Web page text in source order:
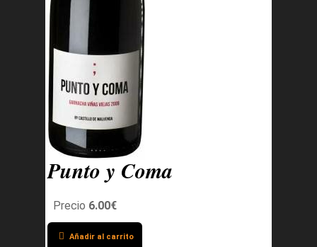
Punto y Coma
Precio 6.00€
Añadir al carrito